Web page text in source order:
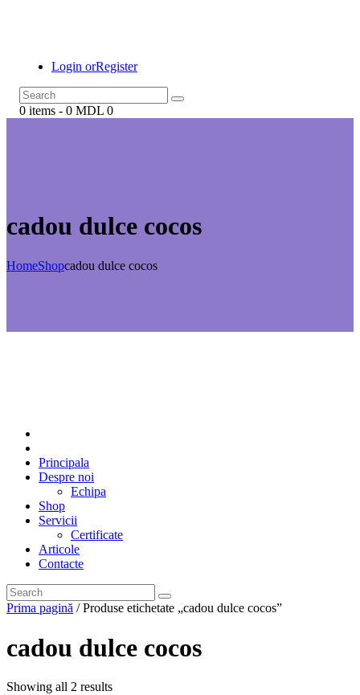
Login orRegister
0 items - 0 MDL 0
cadou dulce cocos
HomeShopcadou dulce cocos
Principala
Despre noi
Echipa
Shop
Servicii
Certificate
Articole
Contacte
Prima pagină / Produse etichetate „cadou dulce cocos”
cadou dulce cocos
Showing all 2 results